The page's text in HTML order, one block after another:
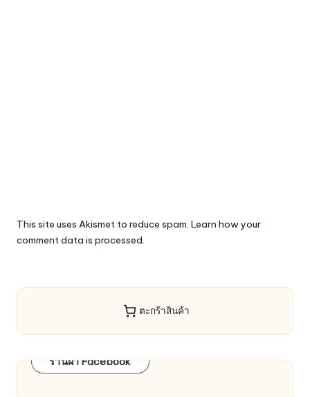
This site uses Akismet to reduce spam. Learn how your
comment data is processed.
ตะกร้าสินค้า
ร้านผ้า Facebook